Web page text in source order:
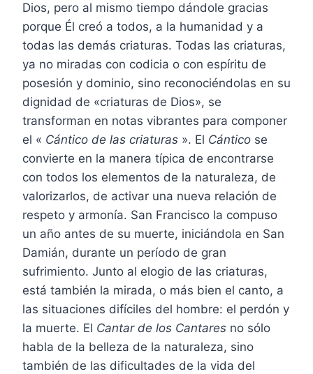
Dios, pero al mismo tiempo dándole gracias
porque Él creó a todos, a la humanidad y a
todas las demás criaturas. Todas las criaturas,
ya no miradas con codicia o con espíritu de
posesión y dominio, sino reconociéndolas en su
dignidad de «criaturas de Dios», se
transforman en notas vibrantes para componer
el « Cántico de las criaturas ». El Cántico se
convierte en la manera típica de encontrarse
con todos los elementos de la naturaleza, de
valorizarlos, de activar una nueva relación de
respeto y armonía. San Francisco la compuso
un año antes de su muerte, iniciándola en San
Damián, durante un período de gran
sufrimiento. Junto al elogio de las criaturas,
está también la mirada, o más bien el canto, a
las situaciones difíciles del hombre: el perdón y
la muerte. El Cantar de los Cantares no sólo
habla de la belleza de la naturaleza, sino
también de las dificultades de la vida del